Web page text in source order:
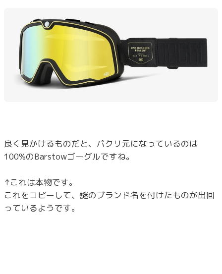
良く見かけるものだと、パクリ元になっているのは
100%のBarstowゴーグルですね。
↑これは本物です。
これをコピーして、謎のブランド名を付けたものが出回
っているようです。